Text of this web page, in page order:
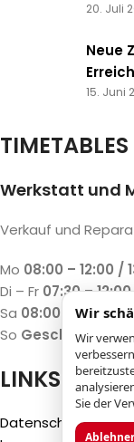
20. Juli
Neue
15. Juni
TIMETABLES
Werkstatt und
Verkauf und
Mo 08:00 – 12:00 /
Di – Fr 07:30 –
Sa 08:00 – 12:00 /
So Geschlossen
LINKS
Wir
Wir
Sie der